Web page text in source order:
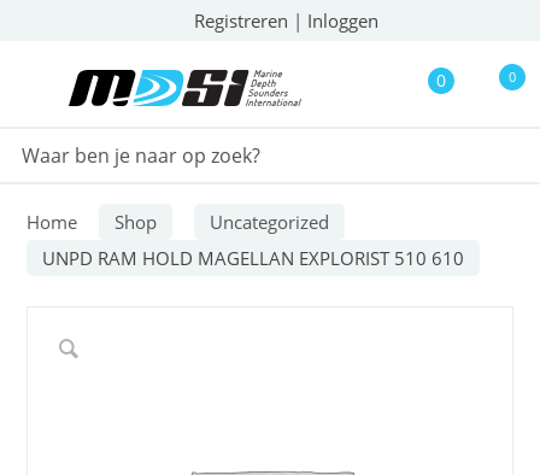
Registreren | Inloggen
0 0
Home Shop
Uncategorized
UNPD RAM HOLD MAGELLAN EXPLORIST 510 610